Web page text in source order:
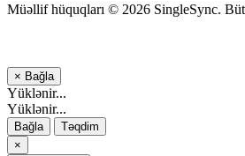
Müəllif hüquqları © 2026 SingleSync.
× Bağla
Yüklənir...
Yüklənir...
Bağla
Təqdim
×